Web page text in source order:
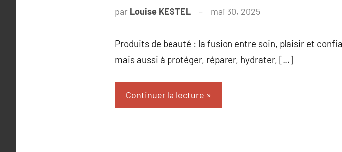
par Louise KESTEL mai 30, 2025
Produits de beauté : la fusion entre soin, plaisir et
mais aussi à protéger, réparer, hydrater, […]
Continuer la lecture